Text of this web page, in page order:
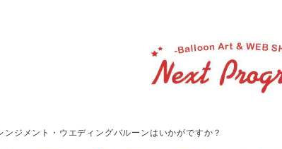
ジメント・ウエディングバルーンはいかがですか？